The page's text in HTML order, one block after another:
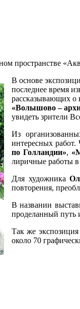
пространстве
В основе
последнее время
рассказывающих о
«Волышово –
увидеть зрители
Из
интересных
по Голландии»,
лиричные работы в
Для художника
повторения,
В названии
проделанный путь
Так же
около 70